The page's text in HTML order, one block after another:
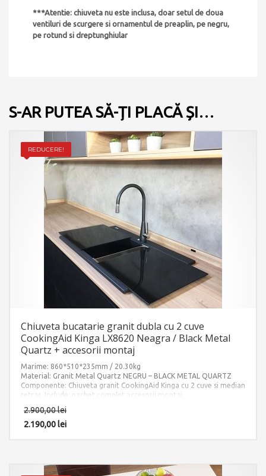
***Atentie: chiuveta nu este inclusa, doar setul de doua
ventiluri de scurgere si ornamentul de preaplin, pe negru,
pe rotund si dreptunghiular
S-AR PUTEA SĂ-ȚI PLACĂ ȘI…
REDUCERE!
Chiuveta bucatarie granit dubla cu 2 cuve
CookingAid Kinga LX8620 Neagra / Black Metal
Quartz + accesorii montaj
Marime: 860*510*235mm / 20.30kg
Material: Granit Metal Quartz NEGRU – BLACK METAL QUARTZ
Componente: Chiuveta granit CookingAid Kinga cu 2 cuve si median
retras. Include: pachet complet accesorii montaj.
2.900,00lei
2.190,00lei